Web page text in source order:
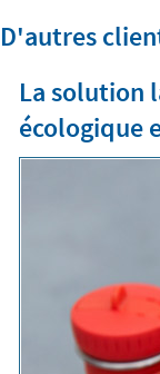
D'autres
La solution
écologique